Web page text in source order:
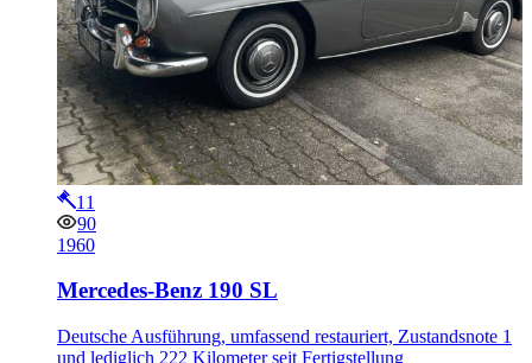
11
90
1960
Mercedes-Benz 190 SL
Deutsche Ausführung, umfassend restauriert, Zustandsnote 1
und lediglich 222 Kilometer seit Fertigstellung